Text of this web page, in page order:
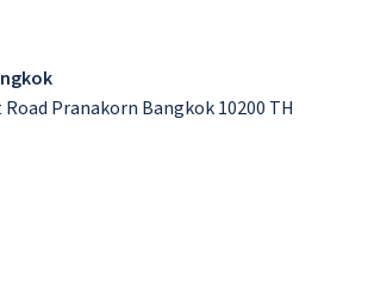
Pranakorn Bangkok 10200 TH